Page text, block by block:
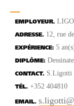
EMPLOYEUR.
ADRESSE. 12, rue
EXPÉRIENCE: 5
DIPLÔME:
CONTACT. S.Ligotti
TÉL. +352 404810
EMAIL.